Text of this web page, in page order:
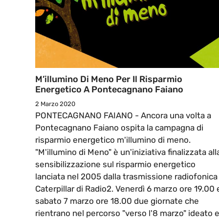
M’illumino Di Meno Per Il Risparmio
Energetico A Pontecagnano Faiano
2 Marzo 2020
PONTECAGNANO FAIANO - Ancora una volta a
Pontecagnano Faiano ospita la campagna di
risparmio energetico m'illumino di meno.
"M'illumino di Meno" è un'iniziativa finalizzata
sensibilizzazione sul risparmio energetico
lanciata nel 2005 dalla trasmissione radiofonica
Caterpillar di Radio2. Venerdì 6 marzo ore 19.00
sabato 7 marzo ore 18.00 due giornate che
rientrano nel percorso "verso l'8 marzo" ideato e